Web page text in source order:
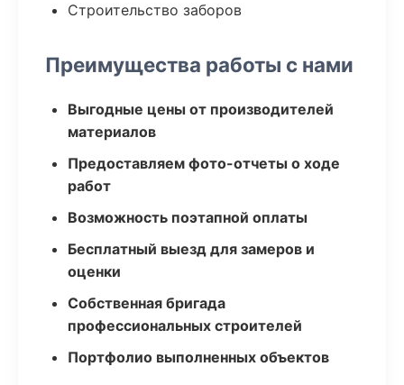
Строительство заборов
Преимущества работы с нами
Выгодные цены от производителей
материалов
Предоставляем фото-отчеты о ходе
работ
Возможность поэтапной оплаты
Бесплатный выезд для замеров и
оценки
Собственная бригада
профессиональных строителей
Портфолио выполненных объектов